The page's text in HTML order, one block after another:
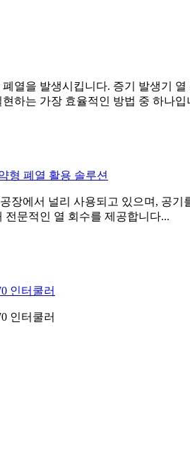
열을 발생시킵니다. 증기 발생기
하는 가장 효율적인 방법 중 하나입
형 폐열 활용 솔루션
장에서 널리 사용되고 있으며, 공
문적인 열 회수를 제공합니다...
인터쿨러
인터쿨러